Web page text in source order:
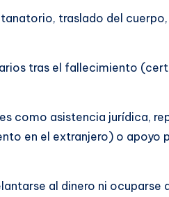
traslado del
tras el fallecimiento
como asistencia jurídica,
en el extranjero) o apoyo
al dinero ni ocuparse